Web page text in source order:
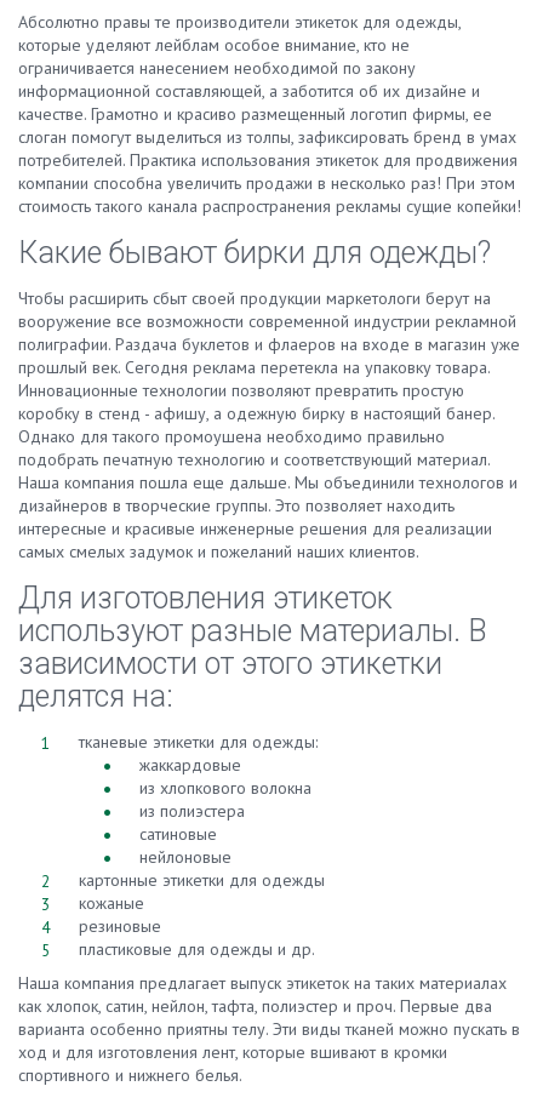
Абсолютно правы те производители этикеток для одежды,
которые уделяют лейблам особое внимание, кто не
ограничивается нанесением необходимой по закону
информационной составляющей, а заботится об их дизайне и
качестве. Грамотно и красиво размещенный логотип фирмы, ее
слоган помогут выделиться из толпы, зафиксировать бренд в умах
потребителей. Практика использования этикеток для продвижения
компании способна увеличить продажи в несколько раз! При этом
стоимость такого канала распространения рекламы сущие копейки!
Какие бывают бирки для одежды?
Чтобы расширить сбыт своей продукции маркетологи берут на
вооружение все возможности современной индустрии рекламной
полиграфии. Раздача буклетов и флаеров на входе в магазин уже
прошлый век. Сегодня реклама перетекла на упаковку товара.
Инновационные технологии позволяют превратить простую
коробку в стенд - афишу, а одежную бирку в настоящий банер.
Однако для такого промоушена необходимо правильно
подобрать печатную технологию и соответствующий материал.
Наша компания пошла еще дальше. Мы объединили технологов и
дизайнеров в творческие группы. Это позволяет находить
интересные и красивые инженерные решения для реализации
самых смелых задумок и пожеланий наших клиентов.
Для изготовления этикеток
используют разные материалы. В
зависимости от этого этикетки
делятся на:
тканевые этикетки для одежды:
жаккардовые
из хлопкового волокна
из полиэстера
сатиновые
нейлоновые
картонные этикетки для одежды
кожаные
резиновые
пластиковые для одежды и др.
Наша компания предлагает выпуск этикеток на таких материалах
как хлопок, сатин, нейлон, тафта, полиэстер и проч. Первые два
варианта особенно приятны телу. Эти виды тканей можно пускать в
ход и для изготовления лент, которые вшивают в кромки
спортивного и нижнего белья.